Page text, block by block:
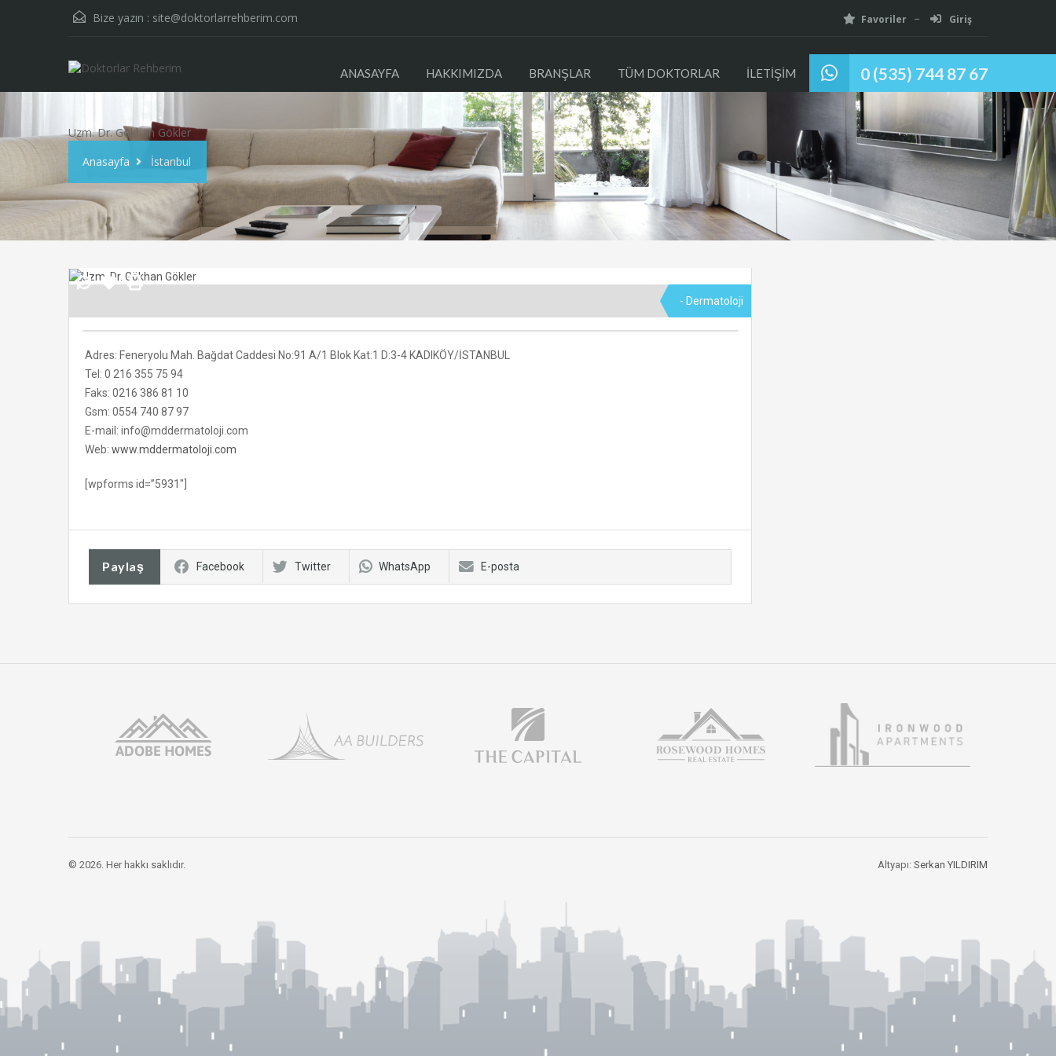
Bize yazın : site@doktorlarrehberim.com Favoriler Giriş
0 (535) 744 87 67
ANASAYFA HAKKIMIZDA BRANŞLAR TÜM DOKTORLAR İLETİŞİM
Uzm. Dr. Gökhan Gökler
Anasayfa
İstanbul
- Dermatoloji
Adres: Feneryolu Mah. Bağdat Caddesi No:91 A/1 Blok Kat:1 D:3-4 KADIKÖY/İSTANBUL
Tel: 0 216 355 75 94
Faks: 0216 386 81 10
Gsm: 0554 740 87 97
E-mail: info@mddermatoloji.com
Web: www.mddermatoloji.com
[wpforms id=”5931″]
Paylaş Facebook Twitter WhatsApp E-posta
© 2026. Her hakkı saklıdır. Altyapı: Serkan YILDIRIM